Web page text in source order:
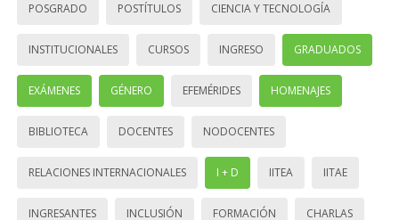
POSGRADO POSTÍTULOS CIENCIA Y TECNOLOGÍA
INSTITUCIONALES CURSOS INGRESO GRADUADOS
EXÁMENES GÉNERO EFEMÉRIDES HOMENAJES
BIBLIOTECA DOCENTES NODOCENTES
RELACIONES INTERNACIONALES I + D IITEA IITAE
INGRESANTES INCLUSIÓN FORMACIÓN CHARLAS